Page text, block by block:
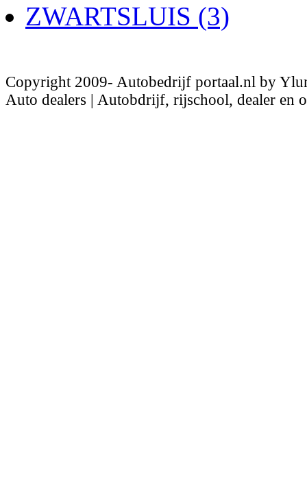
ZWARTSLUIS (3)
Copyright 2009- Autobedrijf portaal.nl by
Auto dealers | Autobdrijf, rijschool, dealer en